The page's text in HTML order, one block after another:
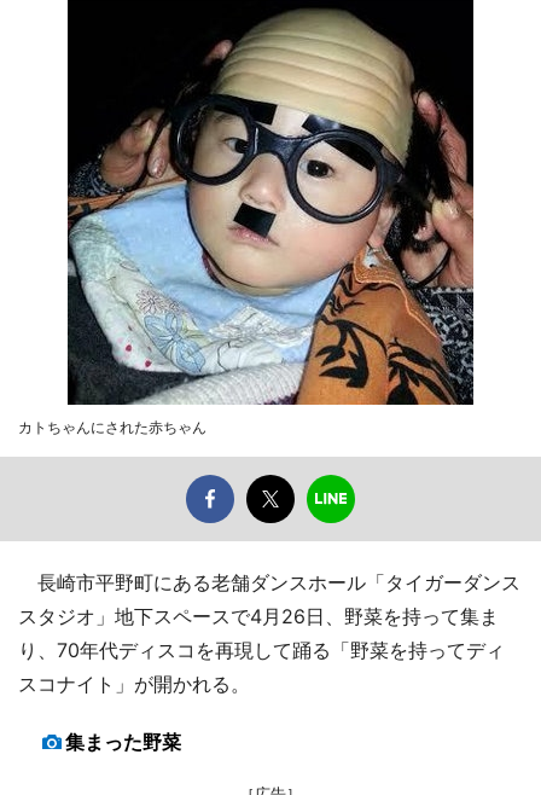
カトちゃんにされた赤ちゃん
長崎市平野町にある老舗ダンスホール「タイガーダンス
スタジオ」地下スペースで4月26日、野菜を持って集ま
り、70年代ディスコを再現して踊る「野菜を持ってディ
スコナイト」が開かれる。
集まった野菜